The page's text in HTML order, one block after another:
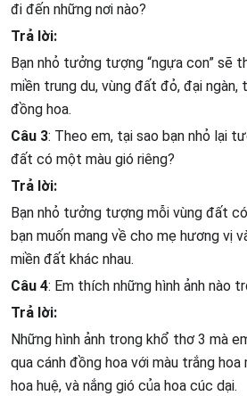
đi đến những nơi nào?
Trả lời:
Bạn nhỏ tưởng tượng “ngựa con” sẽ
miền trung du, vùng đất đỏ, đại ngàn,
đồng hoa.
Câu 3: Theo em, tại sao bạn nhỏ lại
đất có một màu gió riêng?
Trả lời:
Bạn nhỏ tưởng tượng mỗi vùng đất
bạn muốn mang về cho mẹ hương vị
miền đất khác nhau.
Câu 4: Em thích những hình ảnh nào
Trả lời:
Những hình ảnh trong khổ thơ 3 mà
qua cánh đồng hoa với màu trắng
hoa huệ, và nắng gió của hoa cúc dại.